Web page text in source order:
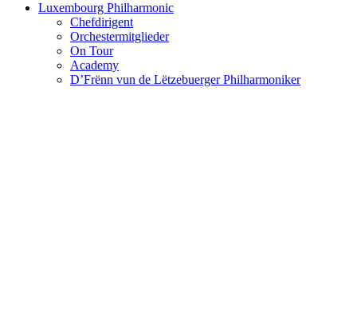
Luxembourg Philharmonic
Chefdirigent
Orchestermitglieder
On Tour
Academy
D’Frënn vun de Lëtzebuerger Philharmoniker